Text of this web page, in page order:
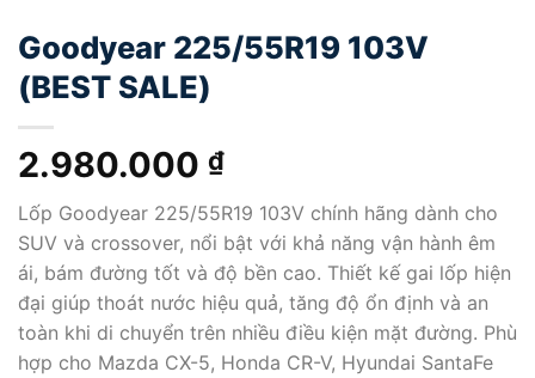
Goodyear 225/55R19 103V
(BEST SALE)
2.980.000 ₫
Lốp Goodyear 225/55R19 103V chính hãng dành cho
SUV và crossover, nổi bật với khả năng vận hành êm
ái, bám đường tốt và độ bền cao. Thiết kế gai lốp hiện
đại giúp thoát nước hiệu quả, tăng độ ổn định và an
toàn khi di chuyển trên nhiều điều kiện mặt đường. Phù
hợp cho Mazda CX-5, Honda CR-V, Hyundai SantaFe